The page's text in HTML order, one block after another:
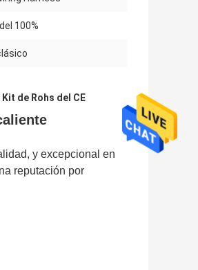
100%
de Rohs del CE
y excepcional en
reputación por